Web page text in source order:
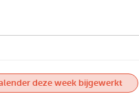
deze week bijgewerkt